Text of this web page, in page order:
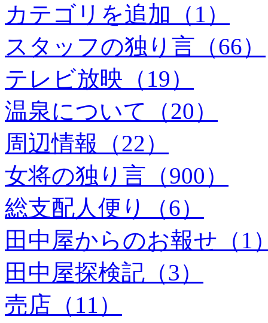
カテゴリを追加（1）
スタッフの独り言（66）
テレビ放映（19）
温泉について（20）
周辺情報（22）
女将の独り言（900）
総支配人便り（6）
田中屋からのお報せ（1
田中屋探検記（3）
売店（11）